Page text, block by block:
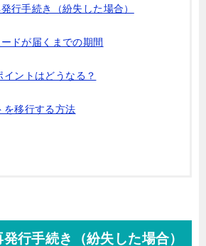
行手続き（紛失した場合）
ドが届くまでの期間
ントはどうなる？
を移行する方法
行手続き（紛失した場合）